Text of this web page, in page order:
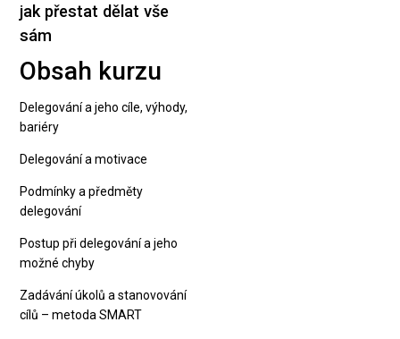
jak přestat dělat vše
sám
Obsah kurzu
Delegování a jeho cíle, výhody,
bariéry
Delegování a motivace
Podmínky a předměty
delegování
Postup při delegování a jeho
možné chyby
Zadávání úkolů a stanovování
cílů – metoda SMART